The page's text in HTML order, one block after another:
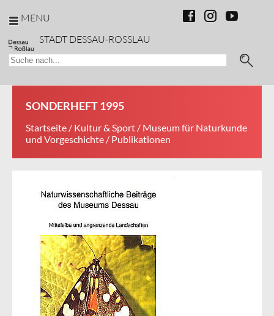
MENU
STADT DESSAU-ROSSLAU
SONDERHEFT 1995
Startseite / Kultur & Sport / Museum für Naturkunde
und Vorgeschichte / Publikationen